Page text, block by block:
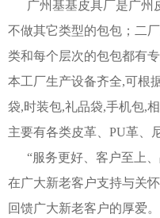
广州基基皮具厂是广州
不做其它类型的包包；二
类和每个层次的包包都有专
本工厂生产设备齐全,可根
袋,时装包,礼品袋,手机包,
主要有各类皮革、PU革、
“服务更好、客户至上、
在广大新老客户支持与关
回馈广大新老客户的厚爱